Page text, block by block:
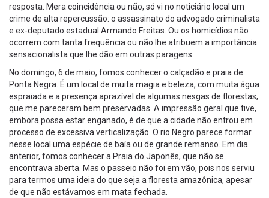
resposta. Mera coincidência ou não, só vi no noticiário local um
crime de alta repercussão: o assassinato do advogado criminalista
e ex-deputado estadual Armando Freitas. Ou os homicídios não
ocorrem com tanta frequência ou não lhe atribuem a importância
sensacionalista que lhe dão em outras paragens.
No domingo, 6 de maio, fomos conhecer o calçadão e praia de
Ponta Negra. É um local de muita magia e beleza, com muita água
espraiada e a presença aprazível de algumas nesgas de florestas,
que me pareceram bem preservadas. A impressão geral que tive,
embora possa estar enganado, é de que a cidade não entrou em
processo de excessiva verticalização. O rio Negro parece formar
nesse local uma espécie de baía ou de grande remanso. Em dia
anterior, fomos conhecer a Praia do Japonês, que não se
encontrava aberta. Mas o passeio não foi em vão, pois nos serviu
para termos uma ideia do que seja a floresta amazônica, apesar
de que não estávamos em mata fechada.